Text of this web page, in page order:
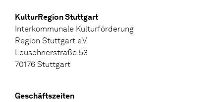
KulturRegion Stuttgart
Interkommunale Kulturförderung
Region Stuttgart e.V.
Leuschnerstraße 53
70176 Stuttgart
Geschäftszeiten